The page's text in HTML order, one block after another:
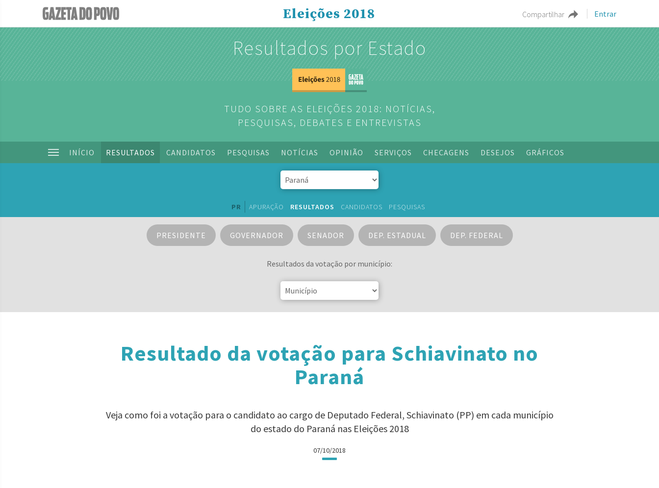
Compartilhar Entrar
Eleições 2018
Resultados por Estado
TUDO SOBRE AS ELEIÇÕES 2018: NOTÍCIAS,
PESQUISAS, DEBATES E ENTREVISTAS
INÍCIO RESULTADOS CANDIDATOS PESQUISAS NOTÍCIAS OPINIÃO SERVIÇOS CHECAGENS DESEJOS GRÁFICOS
PR APURAÇÃO RESULTADOS CANDIDATOS PESQUISAS
PRESIDENTE GOVERNADOR SENADOR DEP. ESTADUAL DEP. FEDERAL
Resultados da votação por município:
Resultado da votação para Schiavinato no
Paraná
Veja como foi a votação para o candidato ao cargo de Deputado Federal, Schiavinato (PP) em cada município
do estado do Paraná nas Eleições 2018
07/10/2018